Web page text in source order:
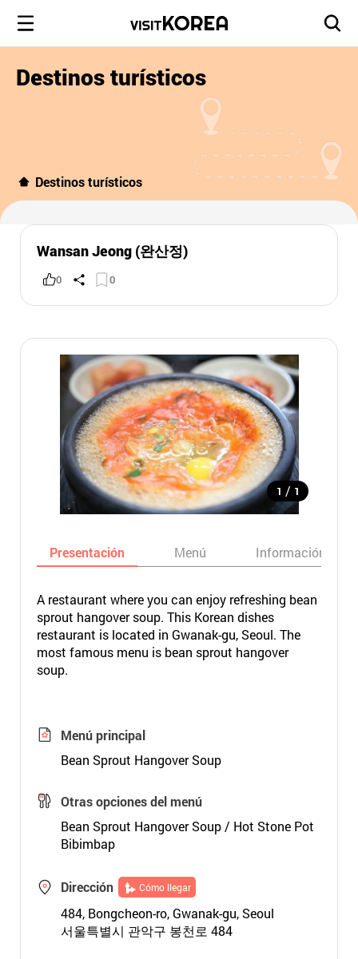
Destinos turísticos
Destinos turísticos
Wansan Jeong (완산정)
0 0
1 / 1
Presentación Menú Información
A restaurant where you can enjoy refreshing bean
sprout hangover soup. This Korean dishes
restaurant is located in Gwanak-gu, Seoul. The
most famous menu is bean sprout hangover
soup.
Menú principal
Bean Sprout Hangover Soup
Otras opciones del menú
Bean Sprout Hangover Soup / Hot Stone Pot
Bibimbap
Dirección Cómo llegar
484, Bongcheon-ro, Gwanak-gu, Seoul
서울특별시 관악구 봉천로 484